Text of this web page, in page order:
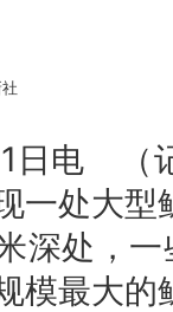
日电 （
一处大
深处，一
模最大